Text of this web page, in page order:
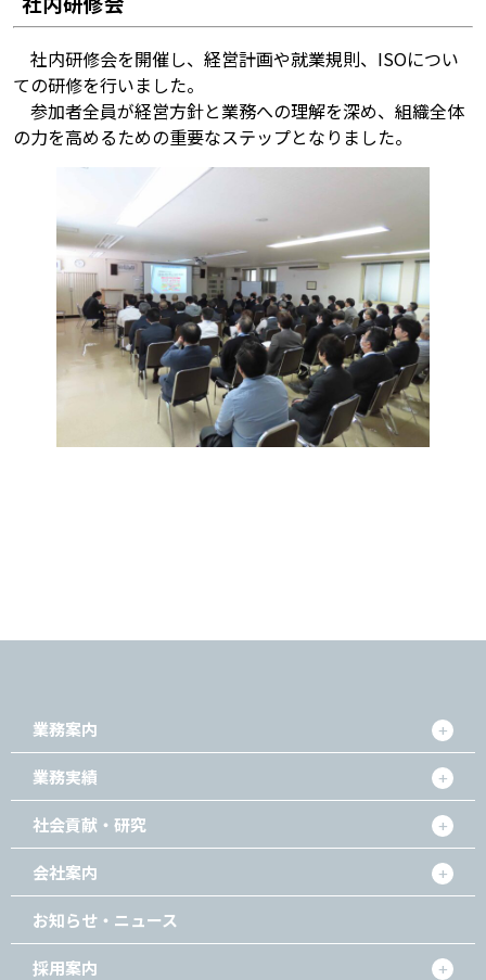
社内研修会を開催し、経営計画や就業規則、ISOについ
ての研修を行いました。
参加者全員が経営方針と業務への理解を深め、組織全体
の力を高めるための重要なステップとなりました。
業務案内
業務実績
社会貢献・研究
会社案内
お知らせ・ニュース
採用案内